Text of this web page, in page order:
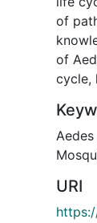
of
of
cycle,
URI